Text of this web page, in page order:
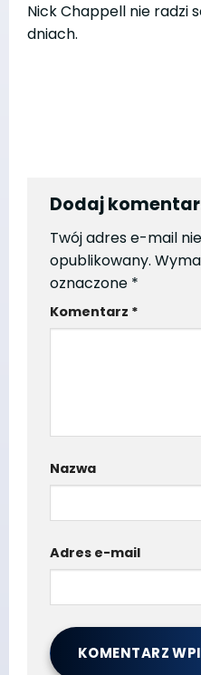
Nick Chappell nie radzi
dniach.
Dodaj
Twój adres e-mail
opublikowany.
oznaczone *
Komentarz *
Nazwa
Adres e-mail